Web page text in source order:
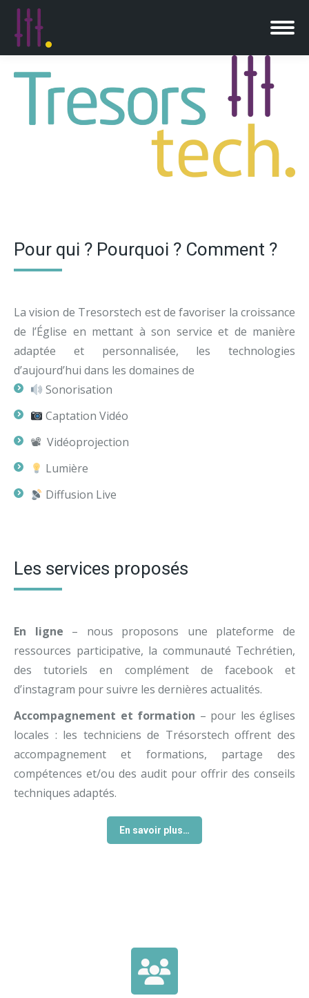
Pour qui ? Pourquoi ? Comment ?
La vision de Tresorstech est de favoriser la croissance
de l’Église en mettant à son service et de manière
adaptée et personnalisée, les technologies
d’aujourd’hui dans les domaines de
Sonorisation
Captation Vidéo
📽 Vidéoprojection
Lumière
Diffusion Live
Les services proposés
En ligne – nous proposons une plateforme de
ressources participative, la communauté Techrétien,
des tutoriels en complément de facebook et
d’instagram pour suivre les dernières actualités.
Accompagnement et formation – pour les églises
locales : les techniciens de Trésorstech offrent des
accompagnement et formations, partage des
compétences et/ou des audit pour offrir des conseils
techniques adaptés.
En savoir plus…